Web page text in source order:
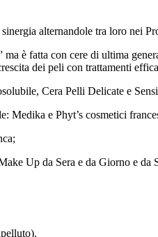
alternandole tra loro nei
è fatta con cere di ultima
dei peli con trattamenti
Cera Pelli Delicate e
Medika e Phyt’s cosmetici
Up da Sera e da Giorno e da